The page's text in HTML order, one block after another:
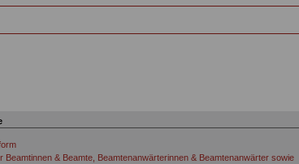
Beamtinnen & Beamte, Beamtenanwärterinnen & Beamtenanwärter sowie